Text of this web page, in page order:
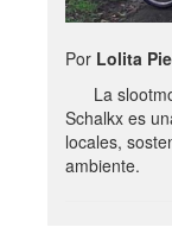
Por Lolita
La
Schalkx es
locales,
ambiente.